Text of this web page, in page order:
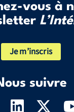
vous à
Je m’inscris
suivre